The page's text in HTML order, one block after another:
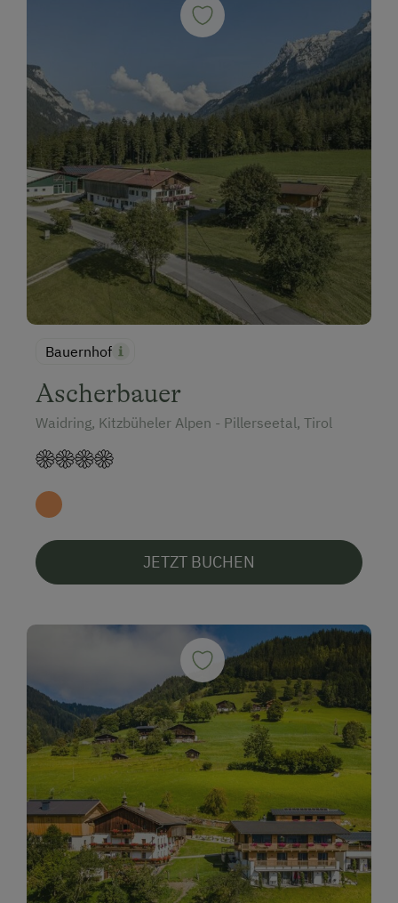
Bauernhof
Ascherbauer
Waidring, Kitzbüheler Alpen - Pillerseetal, Tirol
JETZT BUCHEN